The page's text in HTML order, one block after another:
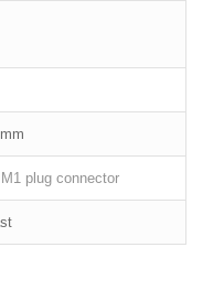
plug connector